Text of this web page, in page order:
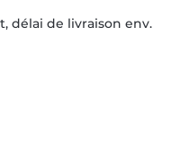
délai de livraison env.